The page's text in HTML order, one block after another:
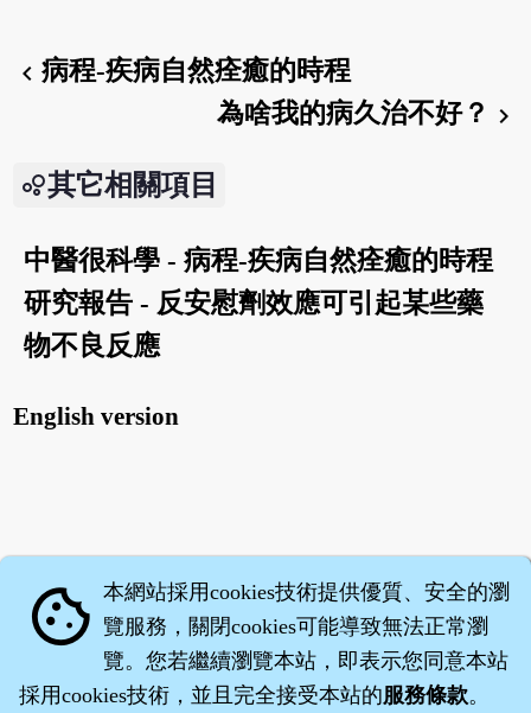
chevron_left病程-疾病自然痊癒的時程
為啥我的病久治不好？ chevron_right
其它相關項目
中醫很科學 - 病程-疾病自然痊癒的時程
研究報告 - 反安慰劑效應可引起某些藥
物不良反應
English version
cookie 本網站採用cookies技術提供優質、安全的瀏
覽服務，關閉cookies可能導致無法正常瀏
覽。您若繼續瀏覽本站，即表示您同意本站
採用cookies技術，並且完全接受本站的服務條款。